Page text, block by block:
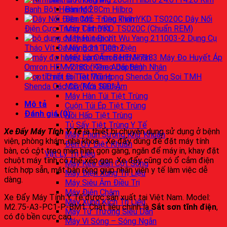
Bàn Mổ
Đèn Mổ – Đèn khám
Máy Cắt Đốt
Máy Hút Dịch
Máy Bơm Tiêm Điện
Máy Làm Ấm Bệnh Nhân
Monitor Theo Dõi Bệnh Nhân
Thiết Bị Tiệt Trùng
Máy Rửa Siêu Âm
Máy Hàn Túi Tiệt Trùng
Cuộn Túi Ép Tiệt Trùng
Nồi Hấp Tiệt Trùng
Tủ Sấy Tiệt Trùng Y Tế
Máy Phun Sương Khử Khuẩn
Đèn UV Diệt Khuẩn
Vật Lý Trị Liệu
Máy Kéo Giãn Cột Sống
Máy Điện Xung Trị Liệu
Máy Siêu Âm Điều Trị
Máy Điện Châm
Máy Xung Kích Trị Liệu
Máy Từ Trường Siêu Dẫn
Máy Vi Sóng – Sóng Ngắn
Banh Bột Henning 28Cm Hilbro
Dây Nối
Điện Cực Trung Tính YKD TS020C (Chuẩn REM)
Dụng Cụ
Tháo Vít Đa Năng 211003-2
Máy Đo Huyết Áp
Omron HEM-7183 (Kèm Adapter)
Ống Soi TMH
Shenda Các Cỡ (Mới 100%)
Mô tả
Đánh giá (0)
Xe Đẩy Máy Tính Y Tếlà thiết bị chuyên dụng sử dụng ở bệnh
viện, phòng khám, nha khoa… Xe đẩy dùng để đặt máy tính
bàn, có cột treo màn hình gọn gàng, ngăn để máy in, khay đặt
chuột máy tính có thể xếp gọn. Xe đẩy cũng có ổ cắm điện
tích hợp sẵn, mặt bàn rộng giúp nhân viên y tế làm việc dễ
dàng.
Xe Đẩy Máy Tính Y Tế được sản xuất tại Việt Nam. Model:
M2.75-A3-PC1-P-BM1. Chất liệu chính là Sắt sơn tĩnh điện,
có độ bền cực cao.